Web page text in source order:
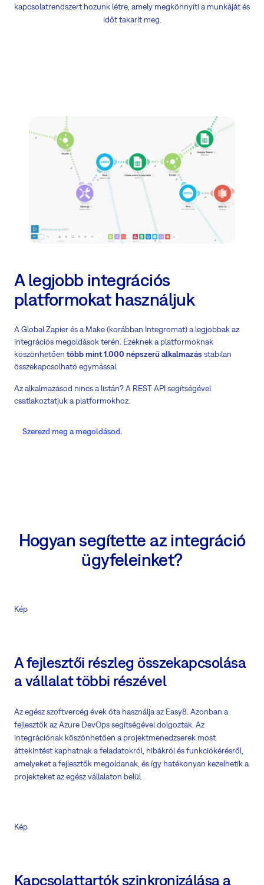
kapcsolatrendszert hozunk létre, amely megkönnyíti a munkáját és
időt takarít meg.
A legjobb integrációs
platformokat használjuk
A Global Zapier és a Make (korábban Integromat) a legjobbak az
integrációs megoldások terén. Ezeknek a platformoknak
köszönhetően több mint 1.000 népszerű alkalmazás stabilan
összekapcsolható egymással.
Az alkalmazásod nincs a listán? A REST API segítségével
csatlakoztatjuk a platformokhoz.
Szerezd meg a megoldásod.
Hogyan segítette az integráció
ügyfeleinket?
Kép
A fejlesztői részleg összekapcsolása
a vállalat többi részével
Az egész szoftvercég évek óta használja az Easy8. Azonban a
fejlesztők az Azure DevOps segítségével dolgoztak. Az
integrációnak köszönhetően a projektmenedzserek most
áttekintést kaphatnak a feladatokról, hibákról és funkciókérésről,
amelyeket a fejlesztők megoldanak, és így hatékonyan kezelhetik a
projekteket az egész vállalaton belül.
Kép
Kapcsolattartók szinkronizálása a